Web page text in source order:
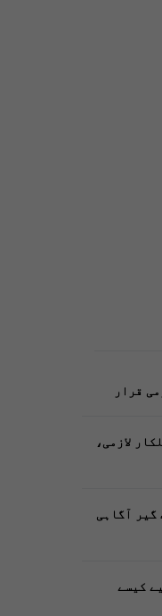
قرار
لازمی،
گیر آگاہی
کیسے